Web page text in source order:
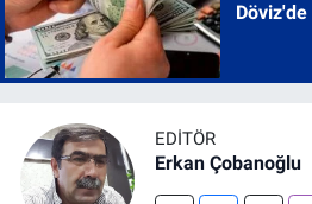
EDITÖR
Erkan Çobanoğlu